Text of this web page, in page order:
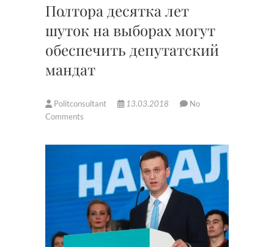
Полтора десятка лет
шуток на выборах могут
обеспечить депутатский
мандат
Politconsultant 13.03.2018
No
Comments